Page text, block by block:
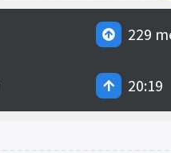
229
20:19